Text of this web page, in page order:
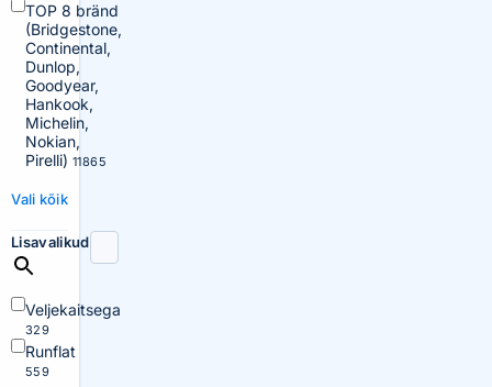
TOP 8 bränd
(Bridgestone,
Continental,
Dunlop,
Goodyear,
Hankook,
Michelin,
Nokian,
Pirelli) 11865
Vali kõik
Lisavalikud
Veljekaitsega
329
Runflat
559